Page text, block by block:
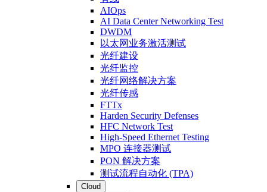
AIOps
AI Data Center Networking Test
DWDM
以太网业务激活测试
光纤建设
光纤监控
光纤网络解决方案
光纤传感
FTTx
Harden Security Defenses
HFC Network Test
High-Speed Ethernet Testing
MPO 连接器测试
PON 解决方案
测试流程自动化 (TPA)
Cloud